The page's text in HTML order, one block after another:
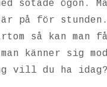
sotade ögon.
på för
så kan man få
känner sig
vill du ha idag?